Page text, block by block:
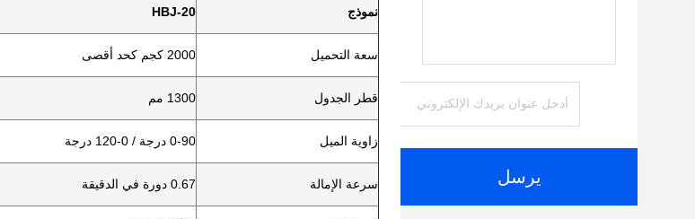
يرسل
نموذج HBJ-20
سعة التحميل 2000 كجم كحد أقصى
قطر الجدول 1300 مم
زاوية الميل 0-90 درجة / 0-120 درجة
سرعة الإمالة 0.67 دورة في الدقيقة